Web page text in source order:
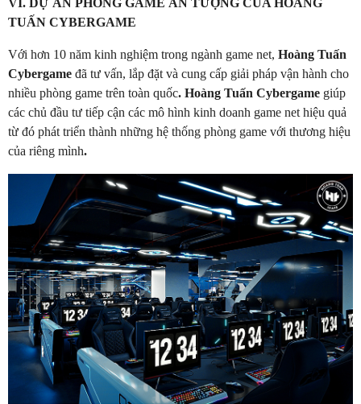
VI. DỰ ÁN PHÒNG GAME ẤN TƯỢNG CỦA HOÀNG
TUẤN CYBERGAME
Với hơn 10 năm kinh nghiệm trong ngành game net, Hoàng Tuấn
Cybergame đã tư vấn, lắp đặt và cung cấp giải pháp vận hành cho
nhiều phòng game trên toàn quốc. Hoàng Tuấn Cybergame giúp
các chủ đầu tư tiếp cận các mô hình kinh doanh game net hiệu quả
từ đó phát triển thành những hệ thống phòng game với thương hiệu
của riêng mình.